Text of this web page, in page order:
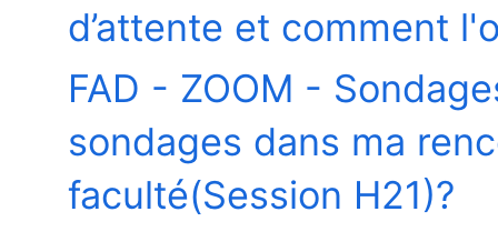
d’attente et comment
FAD - ZOOM -
sondages dans ma
faculté(Session H21)?